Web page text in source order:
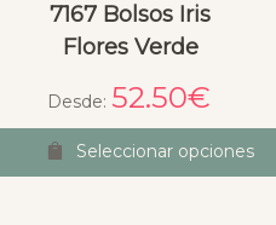
7167 Bolsos Iris
Flores Verde
Desde: 52.50€
Seleccionar opciones